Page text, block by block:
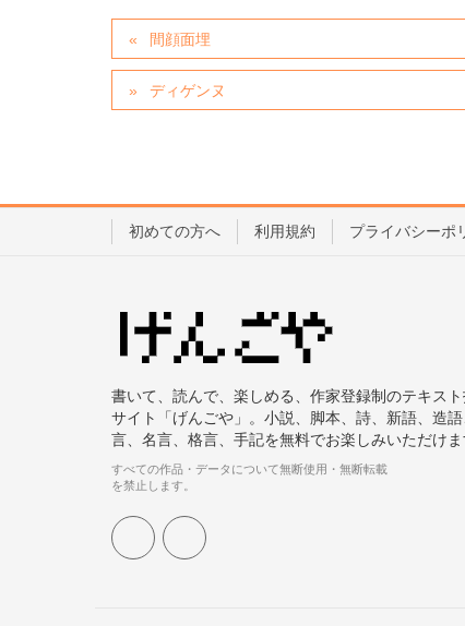
間顔面埋
ディゲンヌ
初めての方へ 利用規約 プライバシーポ
書いて、読んで、楽しめる、作家登録制のテキス
サイト「げんごや」。小説、脚本、詩、新語、造
言、名言、格言、手記を無料でお楽しみいただけま
すべての作品・データについて無断使用・無断転載
を禁止します。